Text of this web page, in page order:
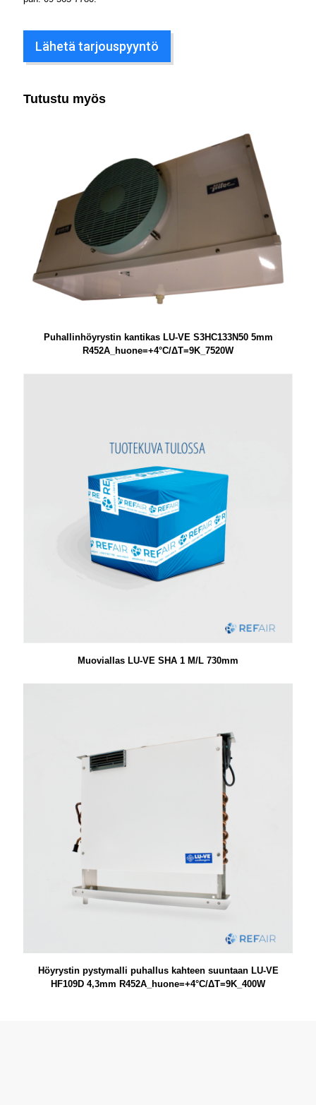
Lähetä tarjouspyyntö
Tutustu myös
Puhallinhöyrystin kantikas LU-VE S3HC133N50 5mm
R452A_huone=+4°C/ΔT=9K_7520W
Muoviallas LU-VE SHA 1 M/L 730mm
Höyrystin pystymalli puhallus kahteen suuntaan LU-VE
HF109D 4,3mm R452A_huone=+4°C/ΔT=9K_400W